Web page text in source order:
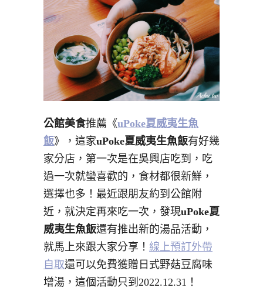
公館美食推薦《uPoke夏威夷生魚
飯》，這家uPoke夏威夷生魚飯有好幾
家分店，第一次是在吳興店吃到，吃
過一次就蠻喜歡的，食材都很新鮮，
選擇也多！最近跟朋友約到公館附
近，就決定再來吃一次，發現uPoke夏
威夷生魚飯還有推出新的湯品活動，
就馬上來跟大家分享！ 線上預訂外帶
自取還可以免費獲贈日式野菇豆腐味
增湯，這個活動只到2022.12.31！